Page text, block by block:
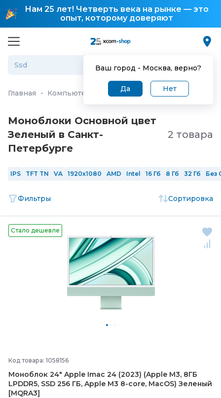
Нам 25 лет! Четверть века на рынке — это
опыт, которому доверяют
Ваш город - Москва, верно?
Да Нет
Главная · Компьютеры и ноутбуки Моноблоки
Моноблоки Основной цвет
Зеленый в Санкт-
Петербургe
2 товара
IPS TFT TN VA 1920x1080 AMD Intel 16 Гб 8 Гб 32 Гб Без
Фильтры Сортировка
Стало дешевле
Код товара: 1058156
Моноблок 24" Apple Imac 24 (2023) (Apple M3, 8ГБ
LPDDR5, SSD 256 ГБ, Apple M3 8-core, MacOS) Зеленый
[MQRA3]